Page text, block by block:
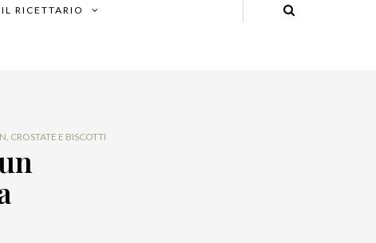
IL RICETTARIO
CROSTATE E BISCOTTI